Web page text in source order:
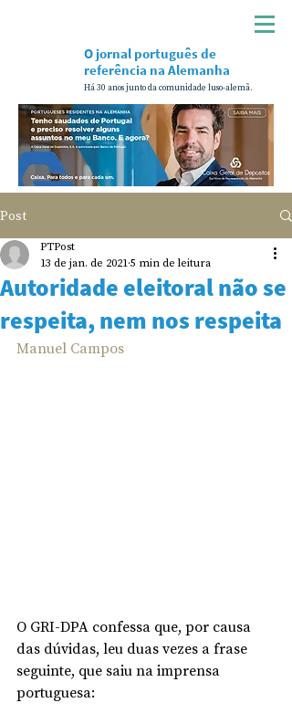
Há 30 anos junto da comunidade luso-alemã.
O jornal português de
referência na Alemanha
Post
Autoridade eleitoral não se
respeita, nem nos respeita
PTPost
13 de jan. de 20215 min de leitura
Manuel Campos
O GRI-DPA confessa que, por causa
das dúvidas, leu duas vezes a frase
seguinte, que saiu na imprensa
portuguesa: